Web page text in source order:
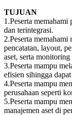
TUJUAN
1.Peserta memahami
dan terintegrasi.
2.Peserta
pencatatan, layout,
aset, serta monitoring
3.Peserta mampu
efisien sihingga
4.Peserta mampu
perusahaan seperti
5.Peserta mampu
manajemen aset di